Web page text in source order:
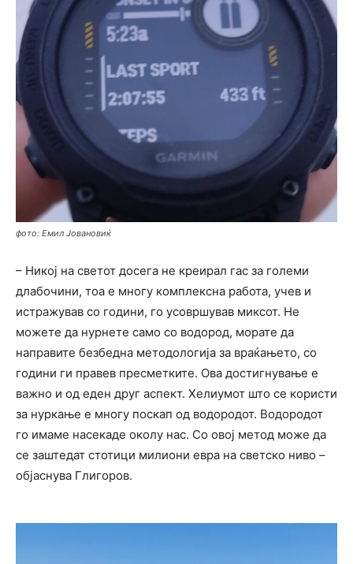
фото: Емил Јовановиќ
– Никој на светот досега не креирал гас за големи
длабочини, тоа е многу комплексна работа, учев и
истражував со години, го усовршував миксот. Не
можете да нурнете само со водород, морате да
направите безбедна методологија за враќањето, со
години ги правев пресметките. Ова достигнување е
важно и од еден друг аспект. Хелиумот што се користи
за нуркање е многу поскап од водородот. Водородот
го имаме насекаде околу нас. Со овој метод може да
се заштедат стотици милиони евра на светско ниво –
објаснува Глигоров.